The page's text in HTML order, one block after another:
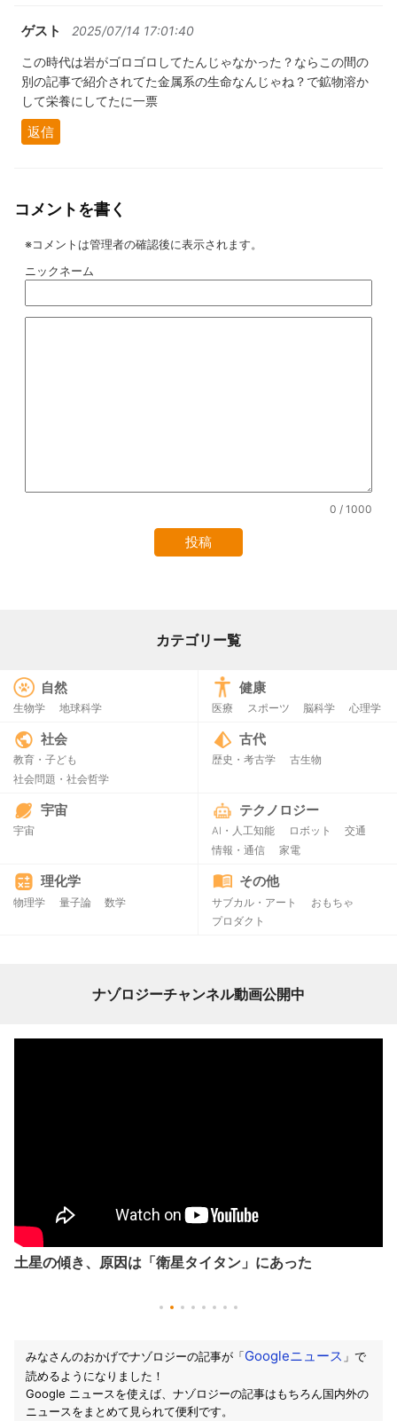
ゲスト 2025/07/14 17:01:40
この時代は岩がゴロゴロしてたんじゃなかった？ならこの間の
別の記事で紹介されてた金属系の生命なんじゃね？で鉱物溶か
して栄養にしてたに一票
返信
コメントを書く
※コメントは管理者の確認後に表示されます。
ニックネーム
0 / 1000
カテゴリー覧
自然
生物学 地球科学
健康
医療 スポーツ 脳科学 心理学
社会
教育・子ども
社会問題・社会哲学
古代
歴史・考古学 古生物
宇宙
宇宙
テクノロジー
AI・人工知能 ロボット
交通
情報・通信
家電
理化学
物理学 量子論 数学
その他
サブカル・アート
おもちゃ
プロダクト
ナゾロジーチャンネル動画公開中
土星の傾き、原因は「衛星タイタン」にあった
みなさんのおかげでナゾロジーの記事が「Googleニュース 」で
読めるようになりました！
Google ニュースを使えば、ナゾロジーの記事はもちろん国内外の
ニュースをまとめて見られて便利です。